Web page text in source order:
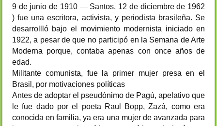
9 de junio de 1910 — Santos, 12 de diciembre de 1962
) fue una escritora, activista, y periodista brasileña. Se
desarrollló bajo el movimiento modernista iniciado en
1922, a pesar de que no participó en la Semana de Arte
Moderna porque, contaba apenas con once años de
edad.
Militante comunista, fue la primer mujer presa en el
Brasil, por motivaciones políticas
Antes de adoptar el pseudónimo de Pagú, apelativo que
le fue dado por el poeta Raul Bopp, Zazá, como era
conocida en familia, ya era una mujer de avanzada para